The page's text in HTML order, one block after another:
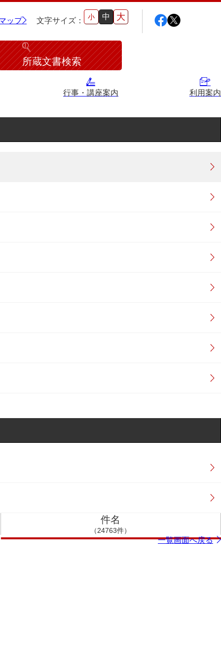
ップ 文字サイズ： 小 中 大
所蔵文書検索
行事・講座案内 利用案内
件名
（24763件）
一覧画面へ戻る